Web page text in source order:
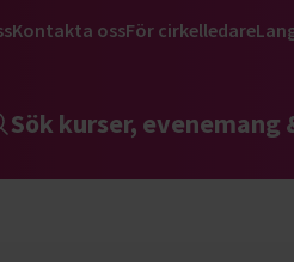
Kontakta ossFör cirkelledare
Sök kurser,